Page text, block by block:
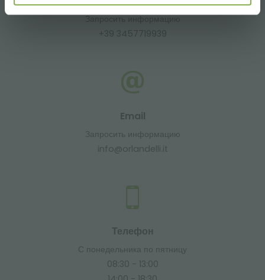
Запросить информацию
+39 3457719939
Email
Запросить информацию
info@orlandelli.it
Телефон
С понедельника по пятницу
08:30 - 13:00